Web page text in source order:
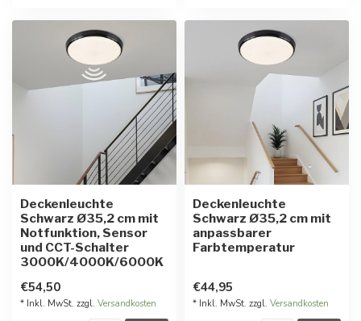
Deckenleuchte
Schwarz Ø35,2 cm mit
Notfunktion, Sensor
und CCT-Schalter
3000K/4000K/6000K
€54,50
* Inkl. MwSt. zzgl. Versandkosten
Deckenleuchte
Schwarz Ø35,2 cm mit
anpassbarer
Farbtemperatur
€44,95
* Inkl. MwSt. zzgl. Versandkosten